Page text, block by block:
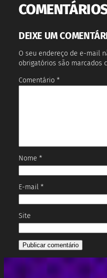
DEIXE UM
O seu endereço de e-mail
obrigatórios são marcados
Comentário *
Nome *
E-mail *
Site